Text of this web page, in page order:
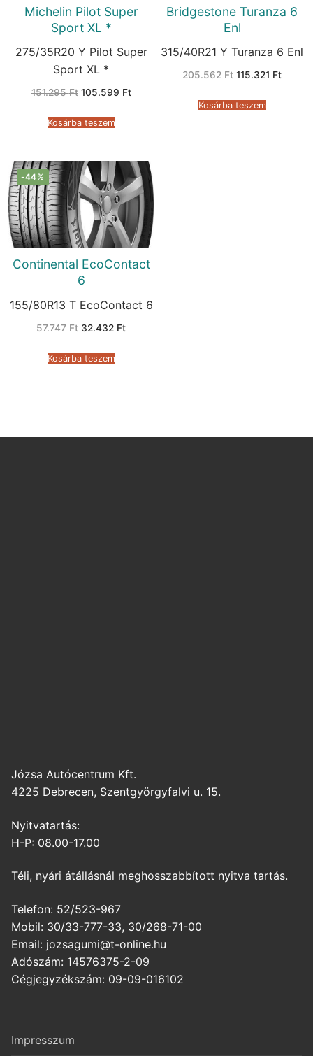
Michelin Pilot Super
Sport XL *
275/35R20 Y Pilot Super
Sport XL *
151.295Ft Original
151.295 Ft.
105.599 FtCurrent
Kosárba teszem
Bridgestone Turanza 6
Enl
315/40R21 Y Turanza 6 Enl
205.562Ft Original
205.562 Ft.
115.321 Ft
Kosárba teszem
-44%
Continental EcoContact
6
155/80R13 T EcoContact 6
57.747Ft Original
57.747 Ft.
32.432 FtCurrent
Kosárba teszem
Józsa Autócentrum Kft.
4225 Debrecen, Szentgyörgyfalvi u. 15.
Nyitvatartás:
H-P: 08.00-17.00
Téli, nyári átállásnál meghosszabbított nyitva tartás.
Telefon: 52/523-967
Mobil: 30/33-777-33, 30/268-71-00
Email: jozsagumi@t-online.hu
Adószám: 14576375-2-09
Cégjegyzékszám: 09-09-016102
Impresszum